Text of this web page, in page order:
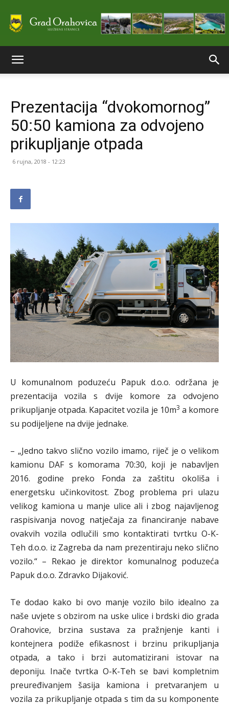
stranice
Grada
Prezentacija “dvokomornog”
50:50 kamiona za odvojeno
prikupljanje otpada
6 rujna, 2018 - 12:23
U komunalnom poduzeću Papuk d.o.o. održana je
prezentacija vozila s dvije komore za odvojeno
prikupljanje otpada. Kapacitet vozila je 10m3 a komore
su podijeljene na dvije jednake.
– „Jedno takvo slično vozilo imamo, riječ je o velikom
kamionu DAF s komorama 70:30, koji je nabavljen
2016. godine preko Fonda za zaštitu okoliša i
energetsku učinkovitost. Zbog problema pri ulazu
velikog kamiona u manje ulice ali i zbog najavljenog
raspisivanja novog natječaja za financiranje nabave
ovakvih vozila odlučili smo kontaktirati tvrtku O-K-
Teh d.o.o. iz Zagreba da nam prezentiraju neko slično
vozilo.“ – Rekao je direktor komunalnog poduzeća
Papuk d.o.o. Zdravko Dijaković.
Te dodao kako bi ovo manje vozilo bilo idealno za
naše uvjete s obzirom na uske ulice i brdski dio grada
Orahovice, brzina sustava za pražnjenje kanti i
kontejnera podiže efikasnost i brzinu prikupljanja
otpada, a tako i brzi automatizirani istovar na
deponiju. Inače tvrtka O-K-Teh se bavi kompletnim
preuređivanjem šasija kamiona i pretvaranjem u
vozila za prikupljanje otpada s tim da su komponente